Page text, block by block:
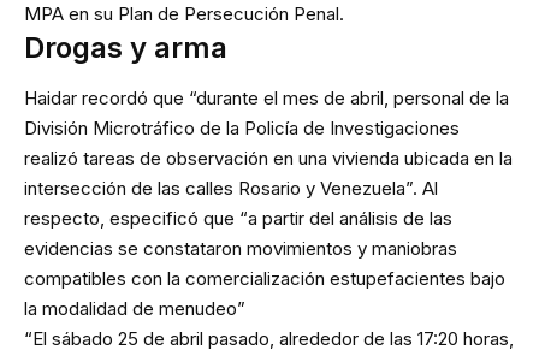
MPA en su Plan de Persecución Penal.
Drogas y arma
Haidar recordó que “durante el mes de abril, personal de la
División Microtráfico de la Policía de Investigaciones
realizó tareas de observación en una vivienda ubicada en la
intersección de las calles Rosario y Venezuela”. Al
respecto, especificó que “a partir del análisis de las
evidencias se constataron movimientos y maniobras
compatibles con la comercialización estupefacientes bajo
la modalidad de menudeo”
“El sábado 25 de abril pasado, alrededor de las 17:20 horas,